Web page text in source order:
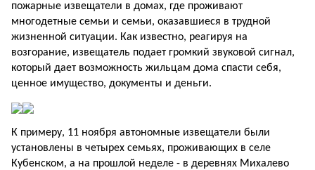
пожарные извещатели в домах, где проживают
многодетные семьи и семьи, оказавшиеся в трудной
жизненной ситуации. Как известно, реагируя на
возгорание, извещатель подает громкий звуковой сигнал,
который дает возможность жильцам дома спасти себя,
ценное имущество, документы и деньги.
К примеру, 11 ноября автономные извещатели были
установлены в четырех семьях, проживающих в селе
Кубенском, а на прошлой неделе - в деревнях Михалево